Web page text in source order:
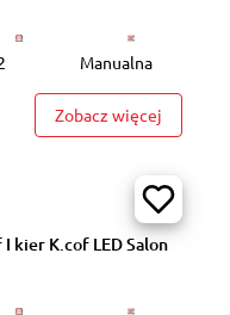
Manualna
Zobacz więcej
kier K.cof LED Salon